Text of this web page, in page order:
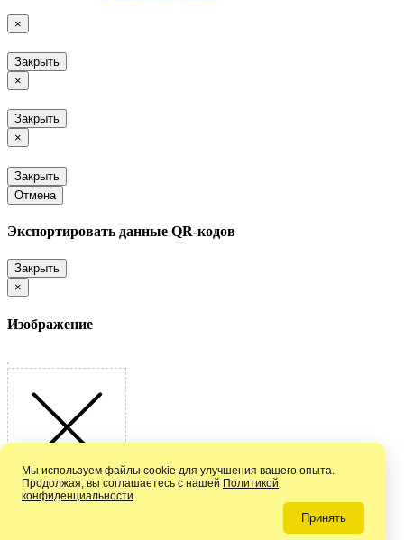
×
Закрыть
×
Закрыть
×
Закрыть
Отмена
Экспортировать данные QR-кодов
Закрыть
×
Изображение
Мы используем файлы cookie для улучшения вашего опыта.
Продолжая, вы соглашаетесь с нашей Политикой
конфиденциальности.
Принять